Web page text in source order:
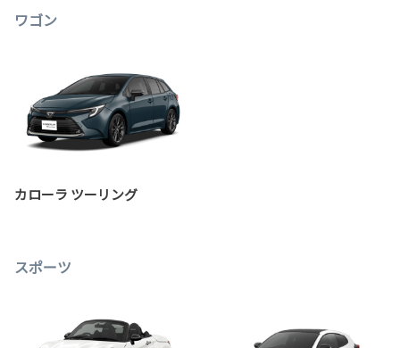
ワゴン
カローラ ツーリング
スポーツ